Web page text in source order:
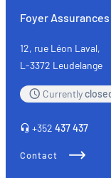
meets
quality
Foyer Assurances
12, rue Léon Laval,
L-3372 Leudelange
Currently
+352 437 437
Contact